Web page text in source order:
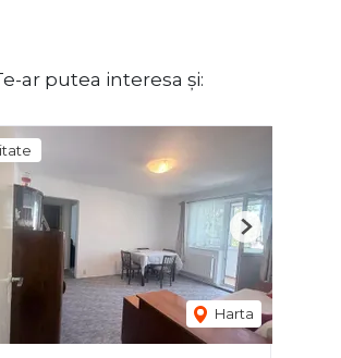
ar putea interesa și:
Harta
Next